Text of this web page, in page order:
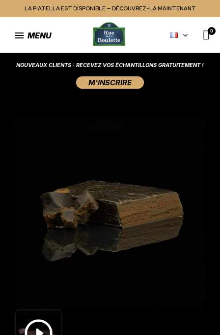
LA PIATELLA EST DISPONIBLE — DÉCOUVREZ-LA MAINTENANT
MENU
NOUVEAUX CLIENTS : RECEVEZ VOS ÉCHANTILLONS GRATUITEMENT !
M'INSCRIRE